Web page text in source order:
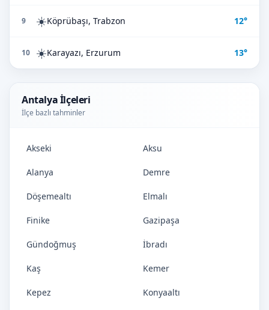
9 ☀️Köprübaşı, Trabzon 12°
10 ☀️Karayazı, Erzurum 13°
Antalya İlçeleri
İlçe bazlı tahminler
Akseki Aksu
Alanya Demre
Döşemealtı Elmalı
Finike Gazipaşa
Gündoğmuş İbradı
Kaş Kemer
Kepez Konyaaltı